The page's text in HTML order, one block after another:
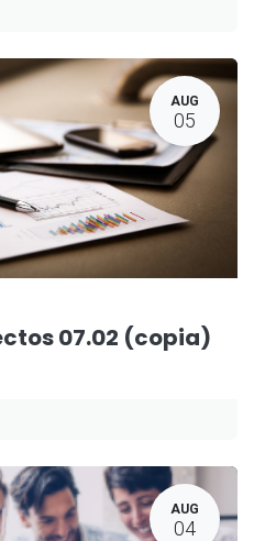
AUG
05
07.02 (copia)
AUG
04